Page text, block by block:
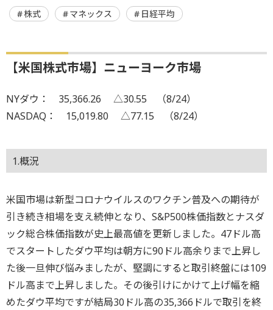
株式 マネックス 日経平均
【米国株式市場】ニューヨーク市場
NYダウ： 35,366.26 △30.55 （8/24）
NASDAQ： 15,019.80 △77.15 （8/24）
1.概況
米国市場は新型コロナウイルスのワクチン普及への期待が
引き続き相場を支え続伸となり、S&P500株価指数とナスダ
ック総合株価指数が史上最高値を更新しました。47ドル高
でスタートしたダウ平均は朝方に90ドル高余りまで上昇し
た後一旦伸び悩みましたが、堅調にすると取引終盤には109
ドル高まで上昇しました。その後引けにかけて上げ幅を縮
めたダウ平均ですが結局30ドル高の35,366ドルで取引を終